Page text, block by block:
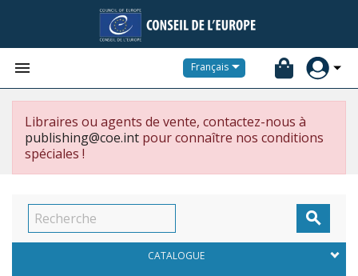
 Français
Libraires ou agents de vente, contactez-nous à
publishing@coe.int pour connaître nos conditions
spéciales !

CATALOGUE